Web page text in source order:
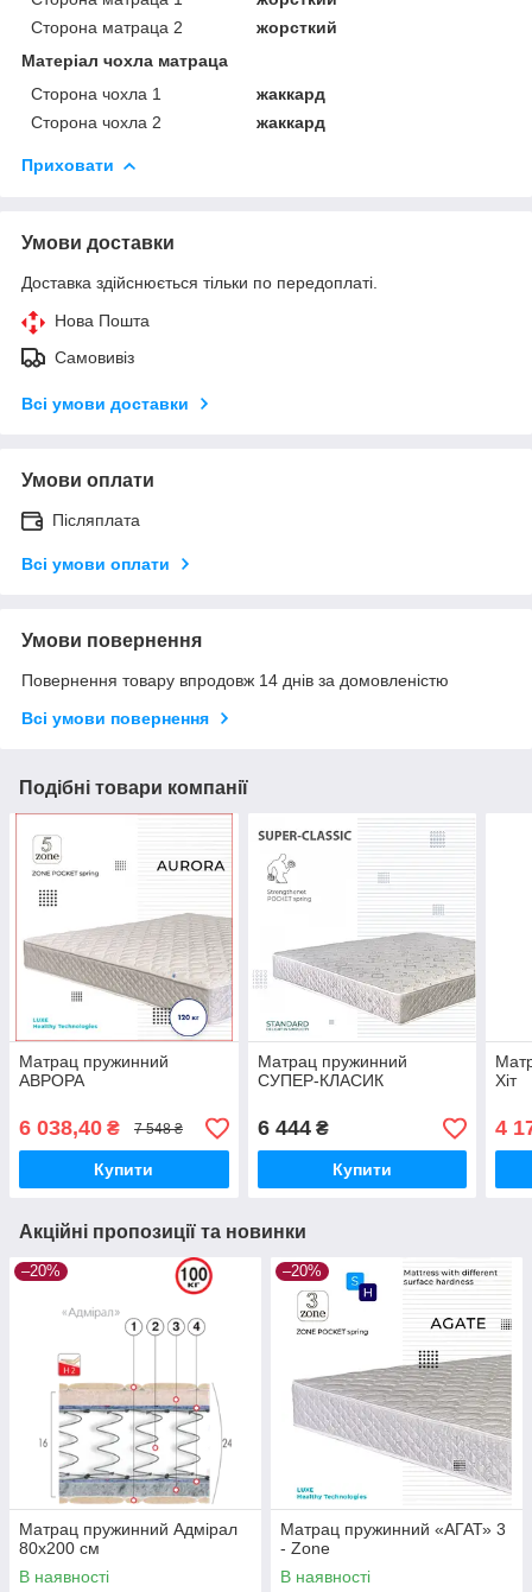
Сторона матраца 2
жорсткий
Матеріал чохла матраца
Сторона чохла 1
жаккард
Сторона чохла 2
жаккард
Приховати
Умови доставки
Доставка здійснюється тільки по передоплаті.
Нова Пошта
Самовивіз
Всі умови доставки
Умови оплати
Післяплата
Всі умови оплати
Умови повернення
Повернення товару впродовж 14 днів за домовленістю
Всі умови повернення
Подібні товари компанії
Матрац пружинний
АВРОРА
6 038,40 ₴ 7 548 ₴
Купити
Матрац пружинний
СУПЕР-КЛАСИК
6 444₴
Купити
Хіт
4
Акційні пропозиції та новинки
–20%
Матрац пружинний Адмірал
80х200 см
В наявності
–20%
Матрац пружинний «АГАТ» 3
- Zone
В наявності